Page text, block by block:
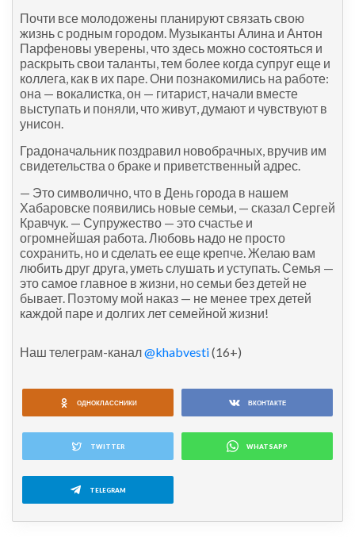
Почти все молодожены планируют связать свою
жизнь с родным городом. Музыканты Алина и Антон
Парфеновы уверены, что здесь можно состояться и
раскрыть свои таланты, тем более когда супруг еще и
коллега, как в их паре. Они познакомились на работе:
она — вокалистка, он — гитарист, начали вместе
выступать и поняли, что живут, думают и чувствуют в
унисон.
Градоначальник поздравил новобрачных, вручив им
свидетельства о браке и приветственный адрес.
— Это символично, что в День города в нашем
Хабаровске появились новые семьи, — сказал Сергей
Кравчук. — Супружество — это счастье и
огромнейшая работа. Любовь надо не просто
сохранить, но и сделать ее еще крепче. Желаю вам
любить друг друга, уметь слушать и уступать. Семья —
это самое главное в жизни, но семьи без детей не
бывает. Поэтому мой наказ — не менее трех детей
каждой паре и долгих лет семейной жизни!
Наш телеграм-канал@khabvesti(16+)
ОДНОКЛАССНИКИ ВКОНТАКТЕ
TWITTER WHATSAPP
TELEGRAM